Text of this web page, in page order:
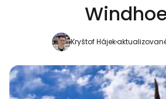
Kryštof Hájek
Pokračovať na